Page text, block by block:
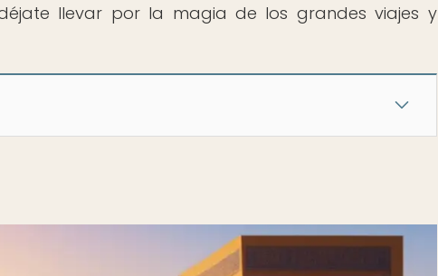
llevar por la magia de los grandes viajes y